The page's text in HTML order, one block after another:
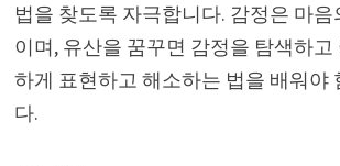
법을 찾도록 자극합니다. 감정은 마
이며, 유산을 꿈꾸면 감정을 탐색하
하게 표현하고 해소하는 법을 배워야
다.